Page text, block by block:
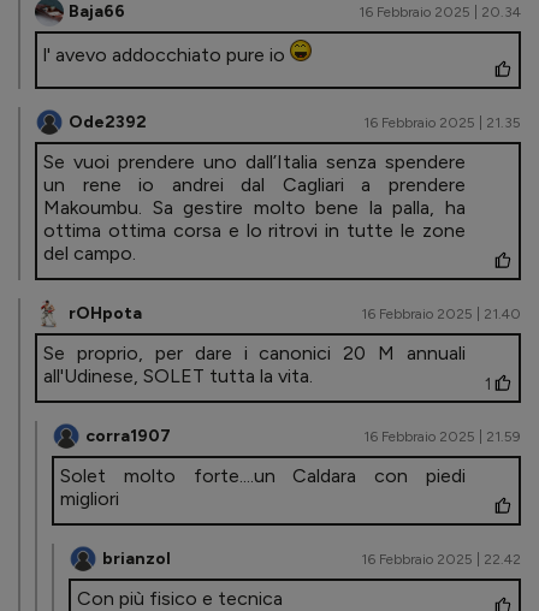
Baja66 16 Febbraio 2025 | 20.34
l' avevo addocchiato pure io
Ode2392 16 Febbraio 2025 | 21.35
Se vuoi prendere uno dall’Italia senza spendere
un rene io andrei dal Cagliari a prendere
Makoumbu. Sa gestire molto bene la palla, ha
ottima ottima corsa e lo ritrovi in tutte le zone
del campo.
rOHpota 16 Febbraio 2025 | 21.40
Se proprio, per dare i canonici 20 M annuali
all'Udinese, SOLET tutta la vita.
1
corra1907 16 Febbraio 2025 | 21.59
Solet molto forte....un Caldara con piedi
migliori
brianzol 16 Febbraio 2025 | 22.42
Con più fisico e tecnica